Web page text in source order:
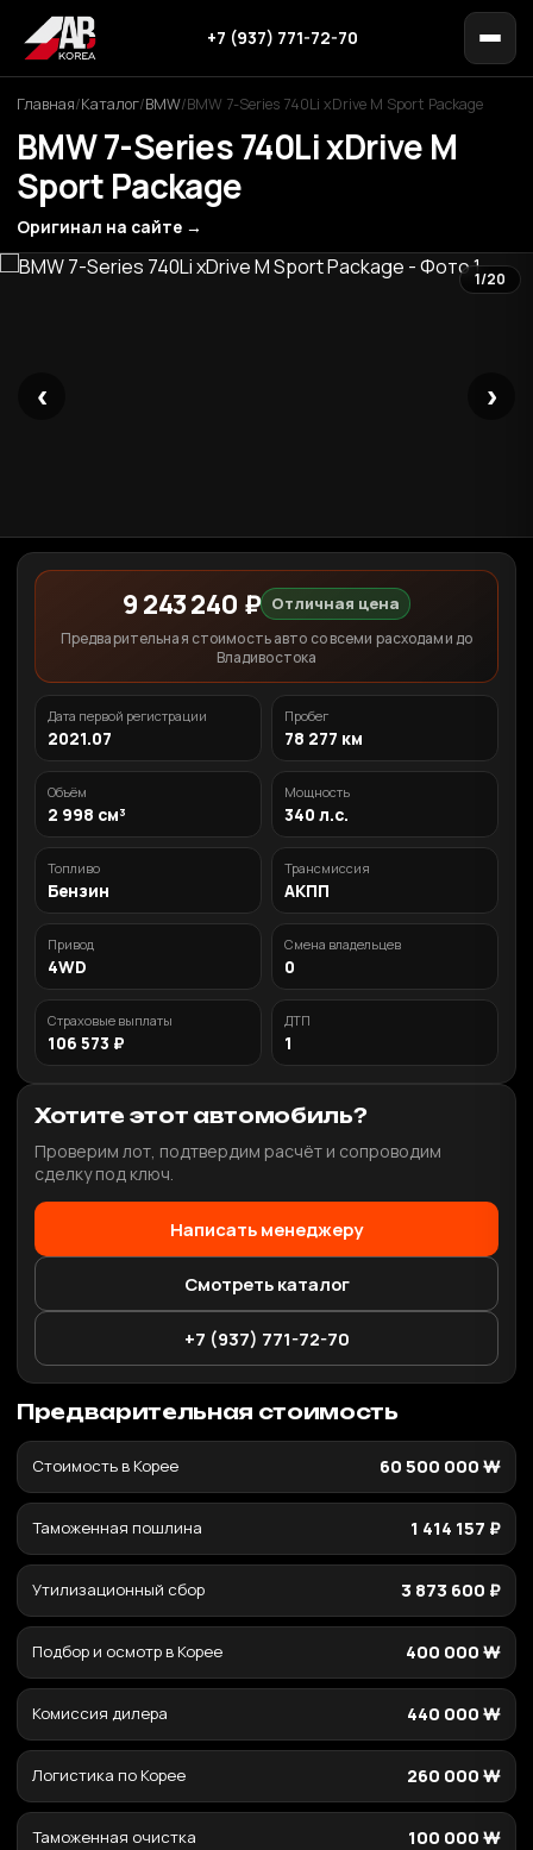
+7 (937) 771-72-70
Главная/Каталог/BMW/BMW 7-Series 740Li xDrive M Sport Package
BMW 7-Series 740Li xDrive M
Sport Package
Оригинал на сайте →
‹ ›
1/20
9 243 240 ₽ Отличная цена
Предварительная стоимость авто со всеми расходами до
Владивостока
Дата первой регистрации
2021.07
Пробег
78 277 км
Объём
2 998 см³
Мощность
340 л.с.
Топливо
Бензин
Трансмиссия
АКПП
Привод
4WD
Смена владельцев
0
Страховые выплаты
106 573 ₽
ДТП
1
Хотите этот автомобиль?
Проверим лот, подтвердим расчёт и сопроводим
сделку под ключ.
Написать менеджеру
Смотреть каталог
+7 (937) 771-72-70
Предварительная стоимость
Стоимость в Корее 60 500 000 ₩
Таможенная пошлина 1 414 157 ₽
Утилизационный сбор 3 873 600 ₽
Подбор и осмотр в Корее 400 000 ₩
Комиссия дилера 440 000 ₩
Логистика по Корее 260 000 ₩
Таможенная очистка 100 000 ₩